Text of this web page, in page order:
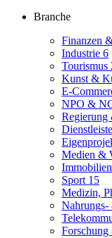
Branche
Finanzen
Industrie 6
Tourismus
Kunst &
E-
NPO &
Medien &
Immobilien
Sport 15
Medizin,
Nahrungs-
Forschung